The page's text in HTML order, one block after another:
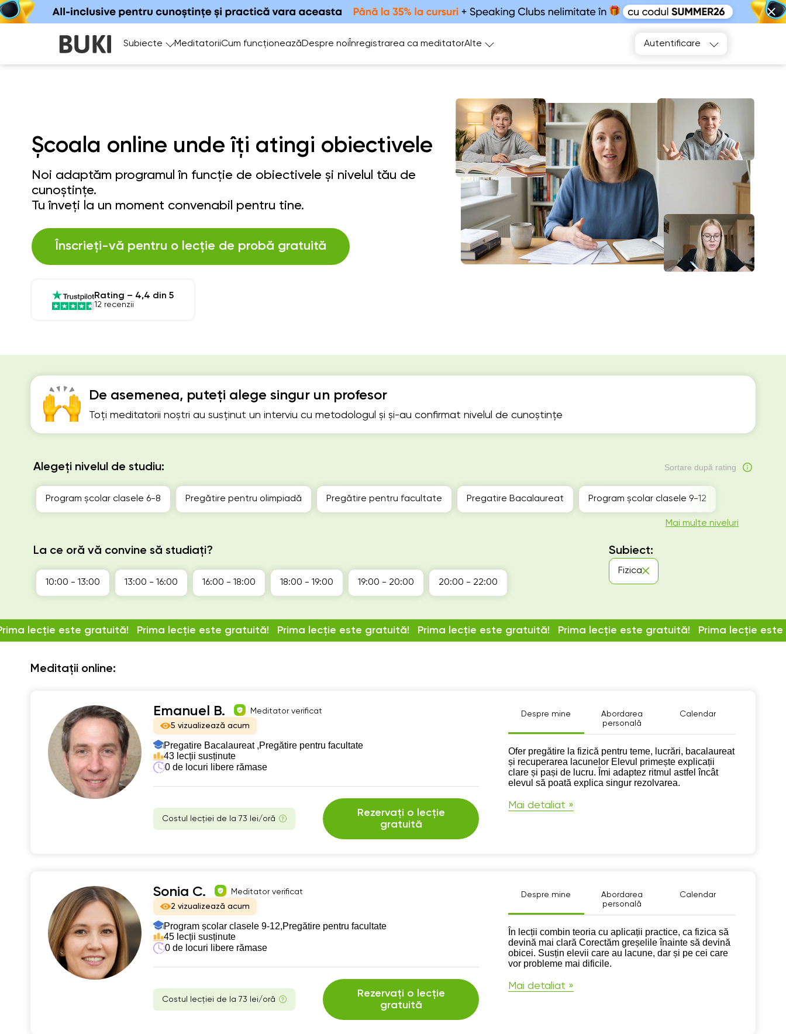
Subiecte MeditatoriiCum funcționeazăDespre noi Înregistrarea ca meditatorAlte Autentificare
Meditații online:
Emanuel B.
Meditator verificat
5 vizualizează acum
Pregatire Bacalaureat ,Pregătire pentru facultate
43 lecții susținute
0 de locuri libere rămase
Costul lecției de la 73 lei/oră
Rezervați o lecție
gratuită
Despre mine
Abordarea
personală
Calendar
Despre mine
Ofer pregătire la fizică pentru teme, lucrări, bacalaureat
și recuperarea lacunelor Elevul primește explicații
clare și pași de lucru. Îmi adaptez ritmul astfel încât
elevul să poată explica singur rezolvarea.
Mai detaliat »
Sonia C.
Meditator verificat
2 vizualizează acum
Program școlar clasele 9-12,Pregătire pentru facultate
45 lecții susținute
0 de locuri libere rămase
Costul lecției de la 73 lei/oră
Rezervați o lecție
gratuită
Despre mine
Abordarea
personală
Calendar
Despre mine
În lecții combin teoria cu aplicații practice, ca fizica să
devină mai clară Corectăm greșelile înainte să devină
obicei. Susțin elevii care au lacune, dar și pe cei care
vor probleme mai dificile.
Mai detaliat »
lecție este gratuită! Prima lecție este gratuită! Prima lecție este gratuită! Prima lecție este gratuită! Prima lecție este gratuită! Prima lecție
De asemenea, puteți alege singur un profesor
Toți meditatorii noștri au susținut un interviu cu metodologul și și-au confirmat nivelul de cunoștințe
Alegeți nivelul de studiu: Sortare după rating
Program școlar clasele 6-8 Pregătire pentru olimpiadă Pregătire pentru facultate Pregatire Bacalaureat Program școlar clasele 9-12
Mai multe niveluri
La ce oră vă convine să studiați?
10:00 - 13:00 13:00 - 16:00 16:00 - 18:00 18:00 - 19:00 19:00 - 20:00 20:00 - 22:00
Subiect:
Fizica
Școala online unde îți atingi obiectivele
Noi adaptăm programul în funcție de obiectivele și nivelul tău de
cunoștințe.
Tu înveți la un moment convenabil pentru tine.
Înscrieți-vă pentru o lecție de probă gratuită
Rating – 4,4 din 5
12 recenzii
Alegeți